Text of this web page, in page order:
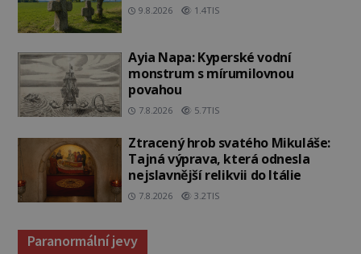
9.8.2026 1.4TIS
Ayia Napa: Kyperské vodní
monstrum s mírumilovnou
povahou
7.8.2026 5.7TIS
Ztracený hrob svatého Mikuláše:
Tajná výprava, která odnesla
nejslavnější relikvii do Itálie
7.8.2026 3.2TIS
Paranormální jevy